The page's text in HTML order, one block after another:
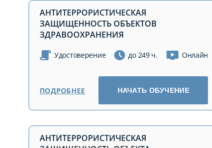
АНТИТЕРРОРИСТИЧЕСКАЯ
ЗАЩИЩЕННОСТЬ ОБЪЕКТОВ
ЗДРАВООХРАНЕНИЯ
Удостоверение до 249 ч. Онлайн
ПОДРОБНЕЕ НАЧАТЬ ОБУЧЕНИЕ
АНТИТЕРРОРИСТИЧЕСКАЯ